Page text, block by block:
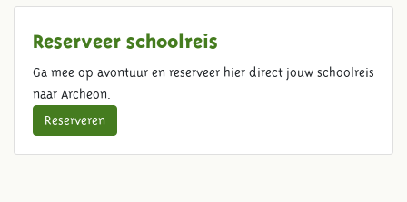
Reserveer schoolreis
Ga mee op avontuur en reserveer hier direct jouw schoolreis
naar Archeon.
Reserveren